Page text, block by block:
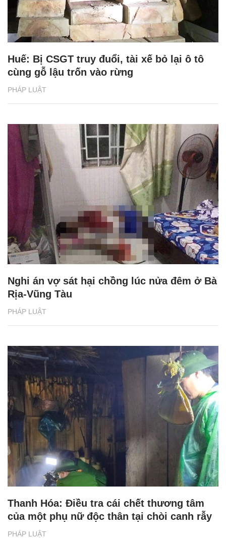
PHÁP LUẬT
Huế: Bị CSGT truy đuổi, tài xế bỏ lại ô tô
cùng gỗ lậu trốn vào rừng
PHÁP LUẬT
Nghi án vợ sát hại chồng lúc nửa đêm ở Bà
Rịa-Vũng Tàu
PHÁP LUẬT
Thanh Hóa: Điều tra cái chết thương tâm
của một phụ nữ độc thân tại chòi canh rẫy